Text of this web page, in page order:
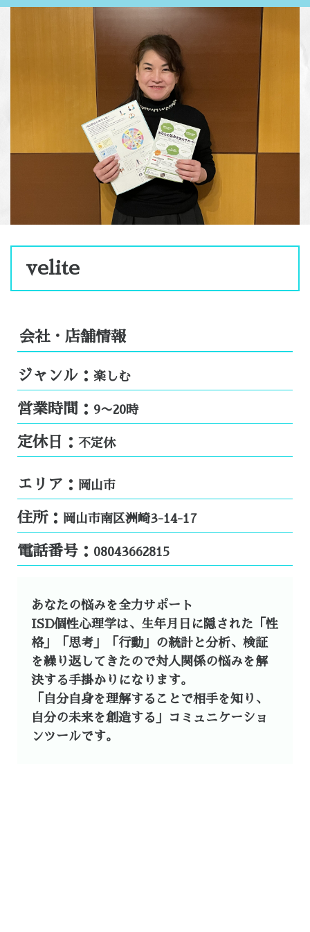
velite
会社・店舗情報
ジャンル： 楽しむ
営業時間： 9〜20時
定休日： 不定休
エリア： 岡山市
住所： 岡山市南区洲崎3-14-17
電話番号： 08043662815
あなたの悩みを全力サポート
ISD個性心理学は、生年月日に隠された「性
格」「思考」「行動」の統計と分析、検証
を繰り返してきたので対人関係の悩みを解
決する手掛かりになります。
「自分自身を理解することで相手を知り、
自分の未来を創造する」コミュニケーショ
ンツールです。